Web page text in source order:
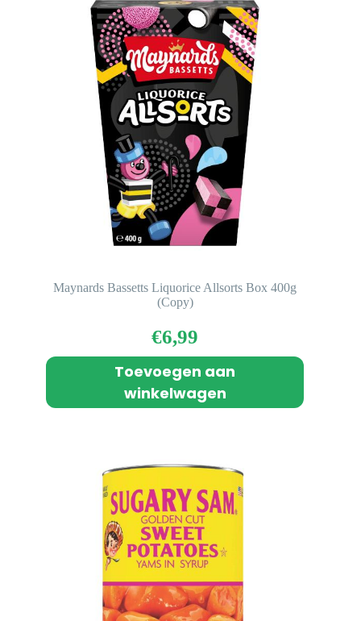
Maynards Bassetts Liquorice Allsorts Box 400g
(Copy)
€6,99
Toevoegen aan
winkelwagen